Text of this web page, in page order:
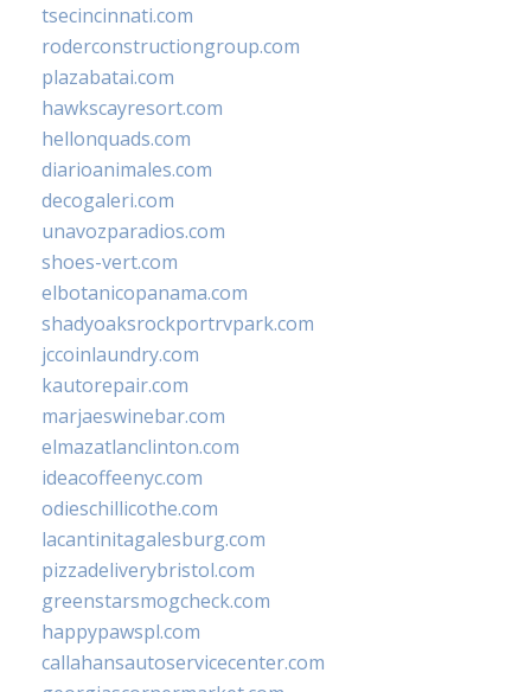
tsecincinnati.com
roderconstructiongroup.com
plazabatai.com
hawkscayresort.com
hellonquads.com
diarioanimales.com
decogaleri.com
unavozparadios.com
shoes-vert.com
elbotanicopanama.com
shadyoaksrockportrvpark.com
jccoinlaundry.com
kautorepair.com
marjaeswinebar.com
elmazatlanclinton.com
ideacoffeenyc.com
odieschillicothe.com
lacantinitagalesburg.com
pizzadeliverybristol.com
greenstarsmogcheck.com
happypawspl.com
callahansautoservicecenter.com